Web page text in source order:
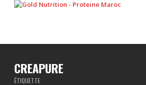
CREAPURE
ÉTIQUETTE